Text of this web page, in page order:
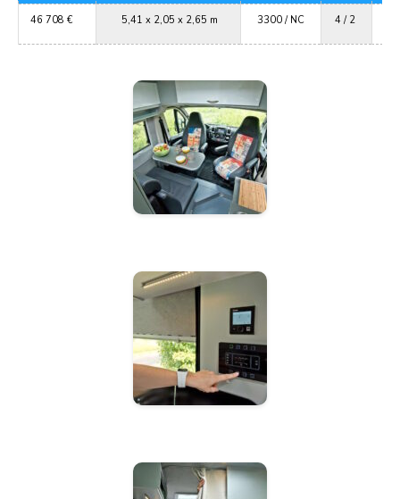
46 708 € 5,41 x 2,05 x 2,65 m 3300 / NC 4 / 2